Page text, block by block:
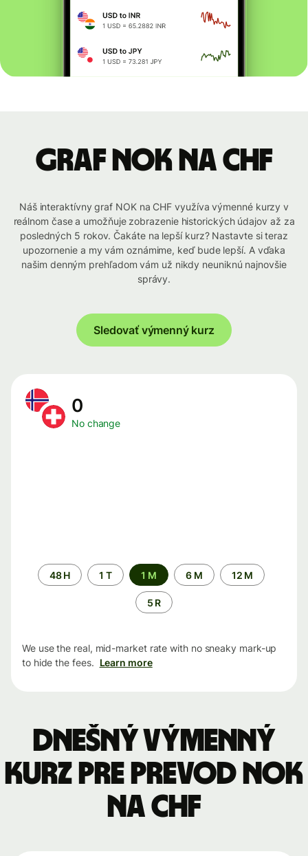
graf NOK na CHF
Náš interaktívny graf NOK na CHF využíva výmenné kurzy v
reálnom čase a umožňuje zobrazenie historických údajov až za
posledných 5 rokov. Čakáte na lepší kurz? Nastavte si teraz
upozornenie a my vám oznámime, keď bude lepší. A vďaka
našim denným prehľadom vám už nikdy neuniknú najnovšie
správy.
Sledovať výmenný kurz
0
No change
Time
period
48 H 1 T 1 M 6 M 12 M
5 R
We use the real, mid-market rate with no sneaky mark-up
to hide the fees. Learn more
Dnešný výmenný
kurz pre prevod NOK
na CHF